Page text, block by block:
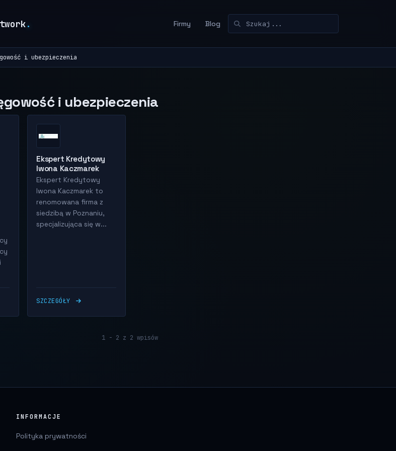
. Firmy Blog
i ubezpieczenia
i ubezpieczenia
Ekspert Kredytowy
Iwona Kaczmarek
Ekspert Kredytowy
Iwona Kaczmarek to
renomowana firma z
siedzibą w Poznaniu,
specjalizująca się w...
SZCZEGÓŁY
1 - 2 z 2 wpisów
INFORMACJE
Polityka prywatności